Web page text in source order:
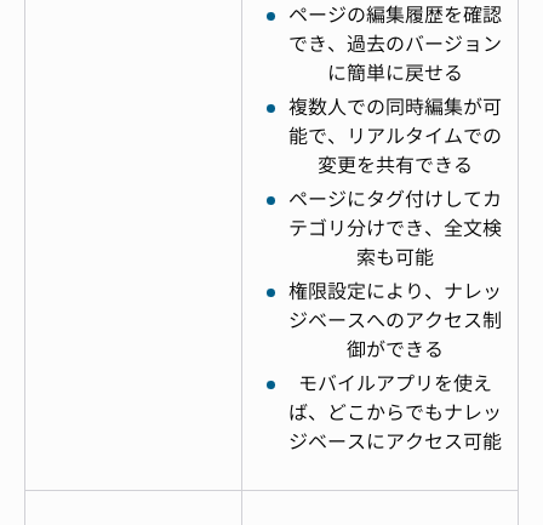
ページの編集履歴を確認
でき、過去のバージョン
に簡単に戻せる
複数人での同時編集が可
能で、リアルタイムでの
変更を共有できる
ページにタグ付けしてカ
テゴリ分けでき、全文検
索も可能
権限設定により、ナレッ
ジベースへのアクセス制
御ができる
モバイルアプリを使え
ば、どこからでもナレッ
ジベースにアクセス可能